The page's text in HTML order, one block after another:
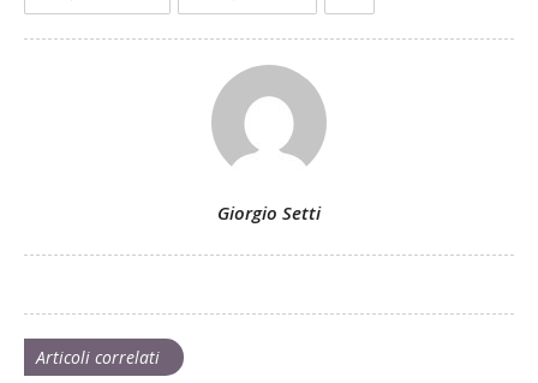
Giorgio Setti
Articoli correlati